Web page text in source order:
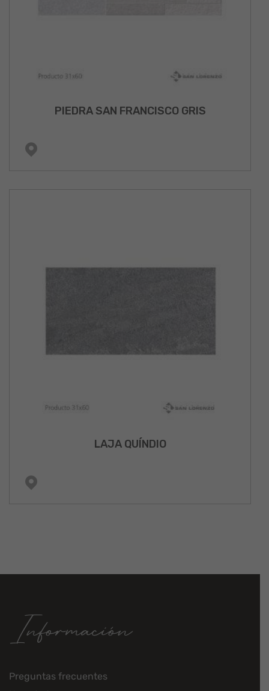
PIEDRA SAN FRANCISCO GRIS
LAJA QUÍNDIO
Información
Preguntas frecuentes